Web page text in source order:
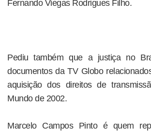
Fernando Viegas Rodrigues Filho.
Pediu também que a justiça no
documentos da TV Globo
aquisição dos direitos de
Mundo de 2002.
Marcelo Campos Pinto é quem